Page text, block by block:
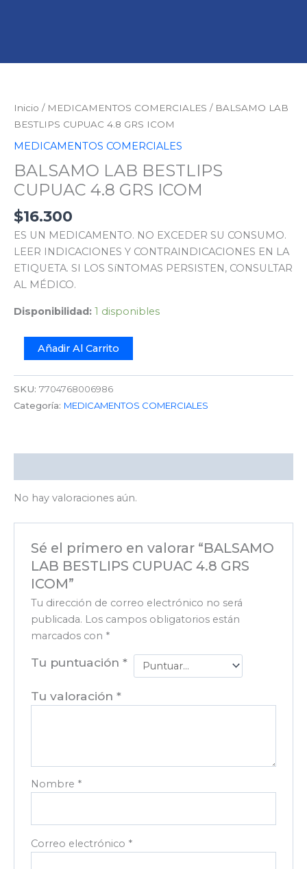
Inicio / MEDICAMENTOS COMERCIALES / BALSAMO LAB
BESTLIPS CUPUAC 4.8 GRS ICOM
MEDICAMENTOS COMERCIALES
BALSAMO LAB BESTLIPS
CUPUAC 4.8 GRS ICOM
$16.300
ES UN MEDICAMENTO. NO EXCEDER SU CONSUMO.
LEER INDICACIONES Y CONTRAINDICACIONES EN LA
ETIQUETA. SI LOS SíNTOMAS PERSISTEN, CONSULTAR
AL MÉDICO.
Disponibilidad: 1 disponibles
BESTLIPS
CUPUAC
GRS
ICOM
cantidad
Añadir Al Carrito
SKU: 7704768006986
Categoría: MEDICAMENTOS COMERCIALES
No hay valoraciones aún.
Sé el primero en valorar “BALSAMO
LAB BESTLIPS CUPUAC 4.8 GRS
ICOM”
Tu dirección de correo electrónico no será
publicada. Los campos obligatorios están
marcados con *
Tu puntuación*
Tu valoración*
Nombre *
Correo electrónico *